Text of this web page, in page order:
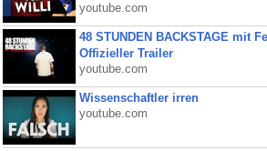
youtube.com
48 STUNDEN BACKSTAGE mit
Offizieller Trailer
youtube.com
Wissenschaftler irren
youtube.com